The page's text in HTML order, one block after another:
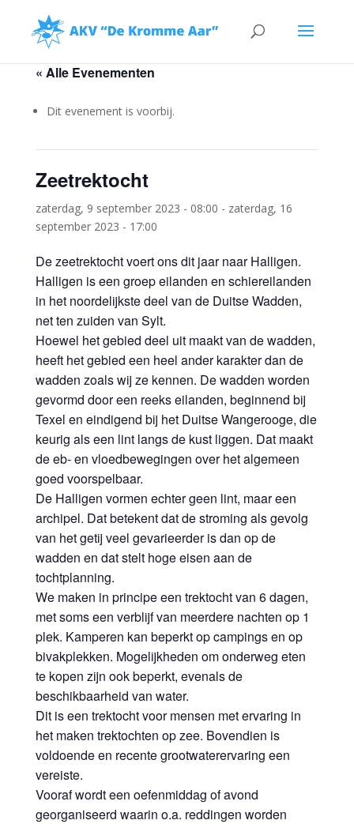
« Alle Evenementen
Dit evenement is voorbij.
Zeetrektocht
zaterdag, 9 september 2023 - 08:00 - zaterdag, 16
september 2023 - 17:00
De zeetrektocht voert ons dit jaar naar Halligen.
Halligen is een groep eilanden en schiereilanden
in het noordelijkste deel van de Duitse Wadden,
net ten zuiden van Sylt.
Hoewel het gebied deel uit maakt van de wadden,
heeft het gebied een heel ander karakter dan de
wadden zoals wij ze kennen. De wadden worden
gevormd door een reeks eilanden, beginnend bij
Texel en eindigend bij het Duitse Wangerooge, die
keurig als een lint langs de kust liggen. Dat maakt
de eb- en vloedbewegingen over het algemeen
goed voorspelbaar.
De Halligen vormen echter geen lint, maar een
archipel. Dat betekent dat de stroming als gevolg
van het getij veel gevarieerder is dan op de
wadden en dat stelt hoge eisen aan de
tochtplanning.
We maken in principe een trektocht van 6 dagen,
met soms een verblijf van meerdere nachten op 1
plek. Kamperen kan beperkt op campings en op
bivakplekken. Mogelijkheden om onderweg eten
te kopen zijn ook beperkt, evenals de
beschikbaarheid van water.
Dit is een trektocht voor mensen met ervaring in
het maken trektochten op zee. Bovendien is
voldoende en recente grootwaterervaring een
vereiste.
Vooraf wordt een oefenmiddag of avond
georganiseerd waarin o.a. reddingen worden